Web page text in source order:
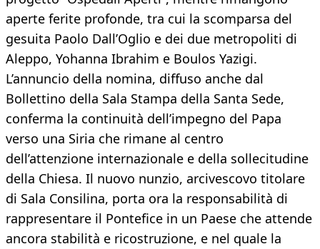
aperte ferite profonde, tra cui la scomparsa del
gesuita Paolo Dall’Oglio e dei due metropoliti di
Aleppo, Yohanna Ibrahim e Boulos Yazigi.
L’annuncio della nomina, diffuso anche dal
Bollettino della Sala Stampa della Santa Sede,
conferma la continuità dell’impegno del Papa
verso una Siria che rimane al centro
dell’attenzione internazionale e della sollecitudine
della Chiesa. Il nuovo nunzio, arcivescovo titolare
di Sala Consilina, porta ora la responsabilità di
rappresentare il Pontefice in un Paese che attende
ancora stabilità e ricostruzione, e nel quale la